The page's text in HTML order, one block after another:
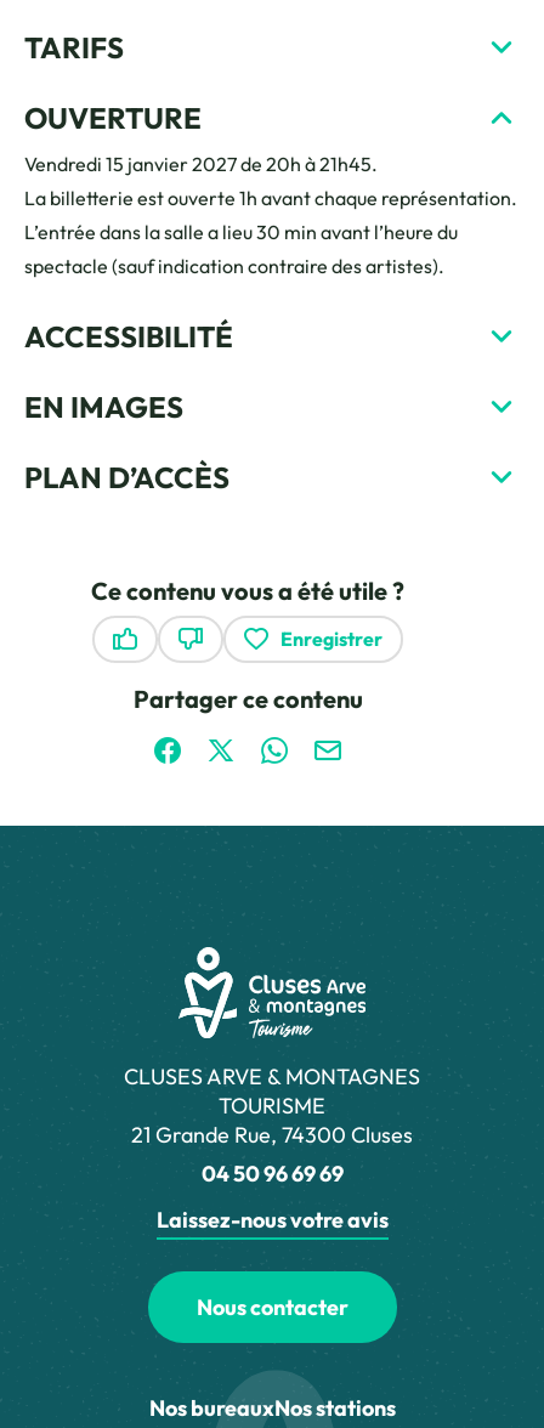
TARIFS
OUVERTURE
Vendredi 15 janvier 2027 de 20h à 21h45.
La billetterie est ouverte 1h avant chaque représentation.
L’entrée dans la salle a lieu 30 min avant l’heure du
spectacle (sauf indication contraire des artistes).
ACCESSIBILITÉ
EN IMAGES
PLAN D’ACCÈS
Ce contenu vous a été utile ?
Enregistrer
Partager ce contenu
Partager sur Facebook (nouvelle fenêtre)
Partager sur X / Twitter (nouvelle
Partager sur WhatsApp
Partager par mail
CLUSES ARVE & MONTAGNES
TOURISME
21 Grande Rue, 74300 Cluses
04 50 96 69 69
Laissez-nous votre avis
Nous contacter
Nos bureauxNos stations